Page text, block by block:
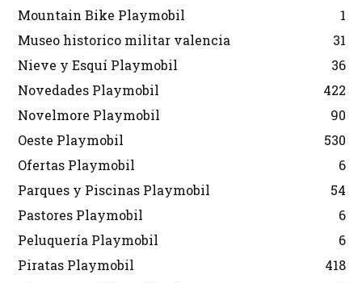
Mountain Bike Playmobil
1
Museo historico militar valencia
31
Nieve y Esquí Playmobil
36
Novedades Playmobil
422
Novelmore Playmobil
90
Oeste Playmobil
530
Ofertas Playmobil
6
Parques y Piscinas Playmobil
54
Pastores Playmobil
6
Peluquería Playmobil
6
Piratas Playmobil
418